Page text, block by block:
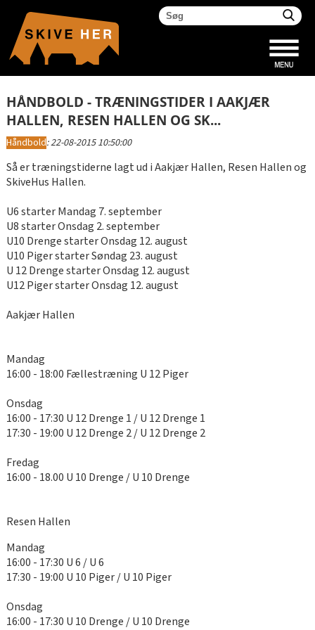
HÅNDBOLD - TRÆNINGSTIDER I AAKJÆR
HALLEN, RESEN HALLEN OG SK...
Håndbold:22-08-2015 10:50:00
Så er træningstiderne lagt ud i Aakjær Hallen, Resen Hallen og
SkiveHus Hallen.
U6 starter Mandag 7. september
U8 starter Onsdag 2. september
U10 Drenge starter Onsdag 12. august
U10 Piger starter Søndag 23. august
U 12 Drenge starter Onsdag 12. august
U12 Piger starter Onsdag 12. august
Aakjær Hallen
Mandag
16:00 - 18:00 Fællestræning U 12 Piger
Onsdag
16:00 - 17:30 U 12 Drenge 1 / U 12 Drenge 1
17:30 - 19:00 U 12 Drenge 2 / U 12 Drenge 2
Fredag
16:00 - 18.00 U 10 Drenge / U 10 Drenge
Resen Hallen
Mandag
16:00 - 17:30 U 6 / U 6
17:30 - 19:00 U 10 Piger / U 10 Piger
Onsdag
16:00 - 17:30 U 10 Drenge / U 10 Drenge